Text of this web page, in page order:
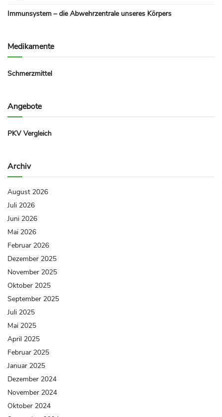
Immunsystem – die Abwehrzentrale unseres Körpers
Medikamente
Schmerzmittel
Angebote
PKV Vergleich
Archiv
August 2026
Juli 2026
Juni 2026
Mai 2026
Februar 2026
Dezember 2025
November 2025
Oktober 2025
September 2025
Juli 2025
Mai 2025
April 2025
Februar 2025
Januar 2025
Dezember 2024
November 2024
Oktober 2024